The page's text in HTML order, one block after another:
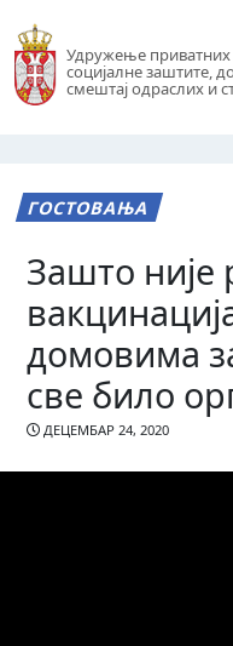
Удружење приватних
социјалне заштите,
смештај одраслих и
ГОСТОВАЊА
Зашто није
домовима
све било
ДЕЦЕМБАР 24, 2020